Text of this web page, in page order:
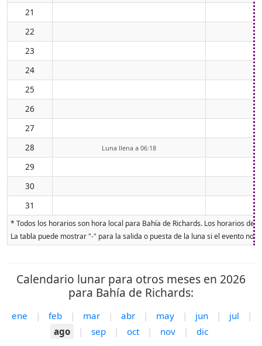
21
22
23
24
25
26
27
28
Luna llena a 06:18
29
30
31
* Todos los horarios son hora local para Bahía de Richards. Los horarios
La tabla puede mostrar "-" para la salida o puesta de la luna si el evento no
Calendario lunar para otros meses en 2026
para Bahía de Richards:
ene | feb | mar | abr | may | jun | jul
|
ago
| sep | oct | nov | dic